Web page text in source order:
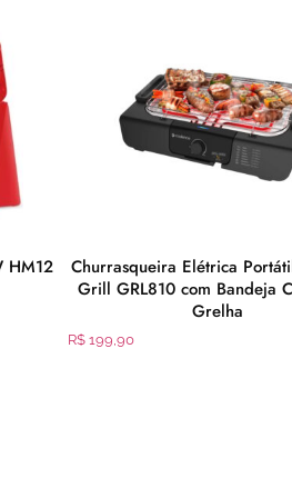
HM12
Churrasqueira Elétrica
Grill GRL810 com Bandeja
Grelha
R$ 199,90